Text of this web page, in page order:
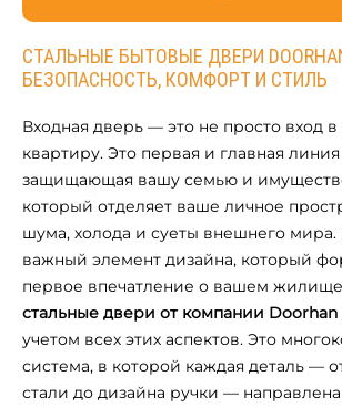
СТАЛЬНЫЕ БЫТОВЫЕ ДВЕРИ
БЕЗОПАСНОСТЬ, КОМФОРТ И СТИЛЬ
Входная дверь — это не просто вход
квартиру. Это первая и главная
защищающая вашу семью и
который отделяет ваше личное
шума, холода и суеты внешнего мира.
важный элемент дизайна, который
первое впечатление о вашем
стальные двери от компании Doorhan
учетом всех этих аспектов. Это
система, в которой каждая деталь —
стали до дизайна ручки —